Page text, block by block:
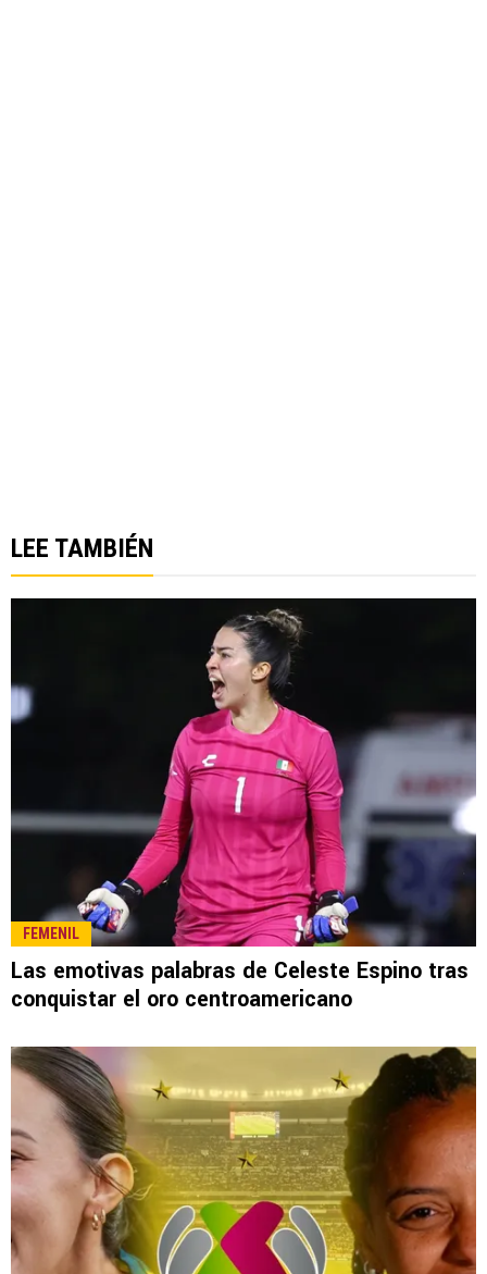
LEE TAMBIÉN
FEMENIL
Las emotivas palabras de Celeste Espino tras
conquistar el oro centroamericano